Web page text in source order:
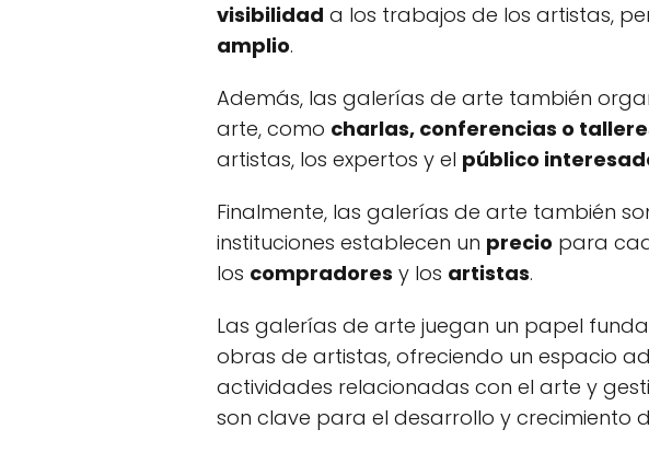
visibilidad a los trabajos de los artistas,
amplio.
Además, las galerías de arte también
arte, como charlas, conferencias o
artistas, los expertos y el público
Finalmente, las galerías de arte también
instituciones establecen un precio para
los compradores y los artistas.
Las galerías de arte juegan un papel
obras de artistas, ofreciendo un espacio
actividades relacionadas con el arte y
son clave para el desarrollo y crecimiento